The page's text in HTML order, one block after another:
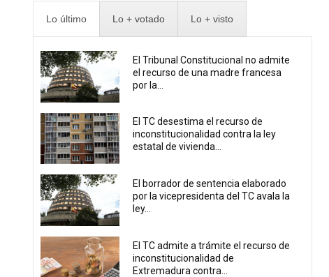
Lo último Lo + votado Lo + visto
El Tribunal Constitucional no admite
el recurso de una madre francesa
por la...
El TC desestima el recurso de
inconstitucionalidad contra la ley
estatal de vivienda...
El borrador de sentencia elaborado
por la vicepresidenta del TC avala la
ley...
El TC admite a trámite el recurso de
inconstitucionalidad de
Extremadura contra...